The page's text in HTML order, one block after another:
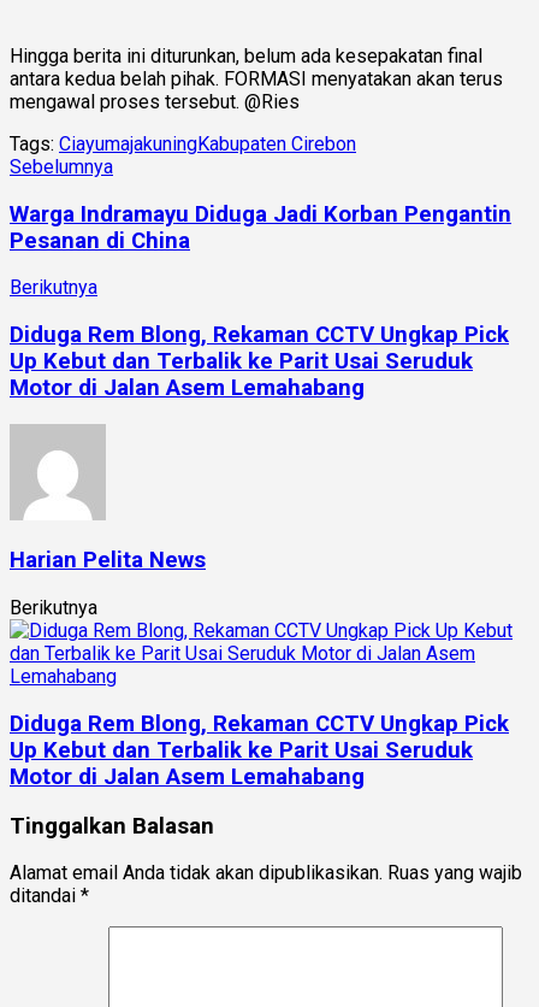
Hingga berita ini diturunkan, belum ada kesepakatan final
antara kedua belah pihak. FORMASI menyatakan akan terus
mengawal proses tersebut. @Ries
Tags: CiayumajakuningKabupaten Cirebon
Sebelumnya
Warga Indramayu Diduga Jadi Korban Pengantin
Pesanan di China
Berikutnya
Diduga Rem Blong, Rekaman CCTV Ungkap Pick
Up Kebut dan Terbalik ke Parit Usai Seruduk
Motor di Jalan Asem Lemahabang
Harian Pelita News
Berikutnya
Diduga Rem Blong, Rekaman CCTV Ungkap Pick
Up Kebut dan Terbalik ke Parit Usai Seruduk
Motor di Jalan Asem Lemahabang
Tinggalkan Balasan
Alamat email Anda tidak akan dipublikasikan. Ruas yang wajib
ditandai *